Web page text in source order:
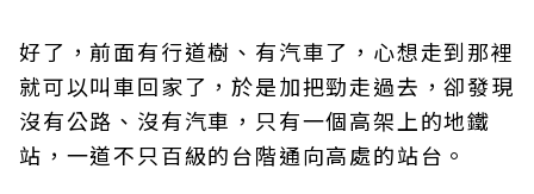
好了，前面有行道樹、有汽車了，心想走到那裡
就可以叫車回家了，於是加把勁走過去，卻發現
沒有公路、沒有汽車，只有一個高架上的地鐵
站，一道不只百級的台階通向高處的站台。